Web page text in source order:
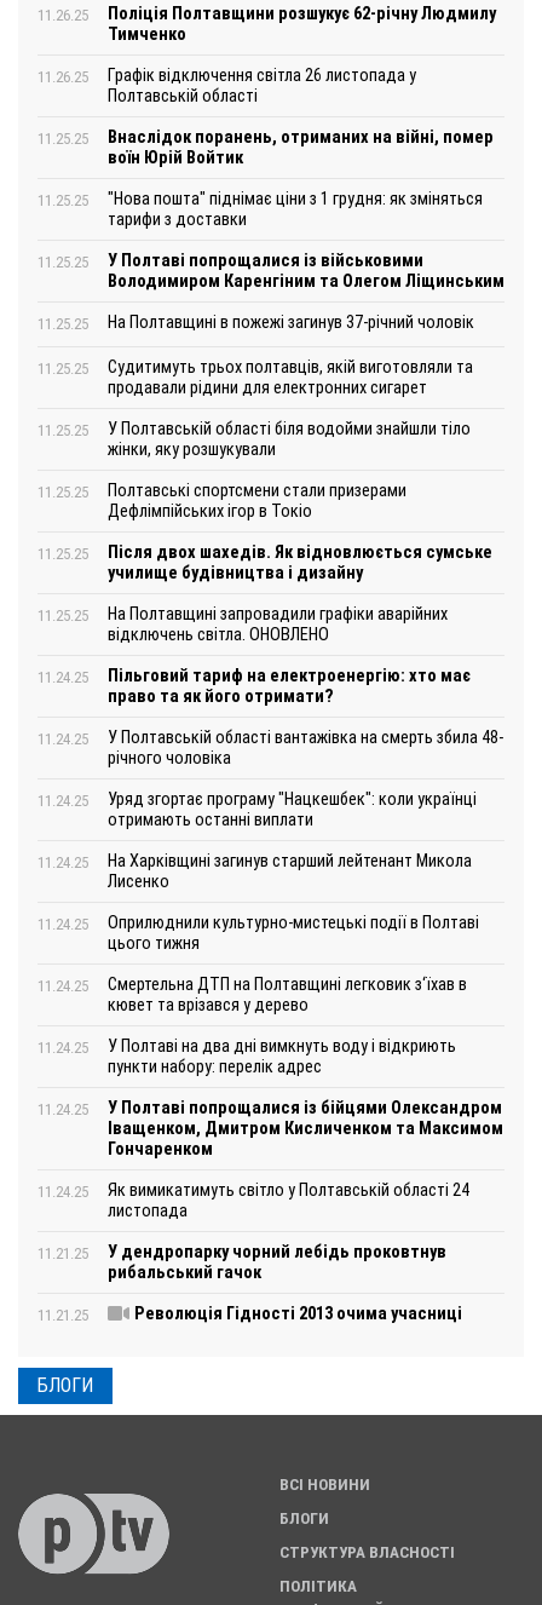
11.26.25
Поліція Полтавщини розшукує 62-річну Людмилу
Тимченко
11.26.25
Графік відключення світла 26 листопада у
Полтавській області
11.25.25
Внаслідок поранень, отриманих на війні, помер
воїн Юрій Войтик
11.25.25
"Нова пошта" піднімає ціни з 1 грудня: як зміняться
тарифи з доставки
11.25.25
У Полтаві попрощалися із військовими
Володимиром Каренгіним та Олегом Ліщинським
11.25.25 На Полтавщині в пожежі загинув 37-річний чоловік
11.25.25
Судитимуть трьох полтавців, якій виготовляли та
продавали рідини для електронних сигарет
11.25.25
У Полтавській області біля водойми знайшли тіло
жінки, яку розшукували
11.25.25
Полтавські спортсмени стали призерами
Дефлімпійських ігор в Токіо
11.25.25
Після двох шахедів. Як відновлюється сумське
училище будівництва і дизайну
11.25.25
На Полтавщині запровадили графіки аварійних
відключень світла. ОНОВЛЕНО
11.24.25
Пільговий тариф на електроенергію: хто має
право та як його отримати?
11.24.25
У Полтавській області вантажівка на смерть збила 48-
річного чоловіка
11.24.25
Уряд згортає програму "Нацкешбек": коли українці
отримають останні виплати
11.24.25
На Харківщині загинув старший лейтенант Микола
Лисенко
11.24.25
Оприлюднили культурно-мистецькі події в Полтаві
цього тижня
11.24.25
Смертельна ДТП на Полтавщині легковик з‘їхав в
кювет та врізався у дерево
11.24.25
У Полтаві на два дні вимкнуть воду і відкриють
пункти набору: перелік адрес
11.24.25
У Полтаві попрощалися із бійцями Олександром
Іващенком, Дмитром Кисличенком та Максимом
Гончаренком
11.24.25
Як вимикатимуть світло у Полтавській області 24
листопада
11.21.25
У дендропарку чорний лебідь проковтнув
рибальський гачок
11.21.25 Революція Гідності 2013 очима учасниці
БЛОГИ
ВСІ НОВИНИ
БЛОГИ
СТРУКТУРА ВЛАСНОСТІ
ПОЛІТИКА